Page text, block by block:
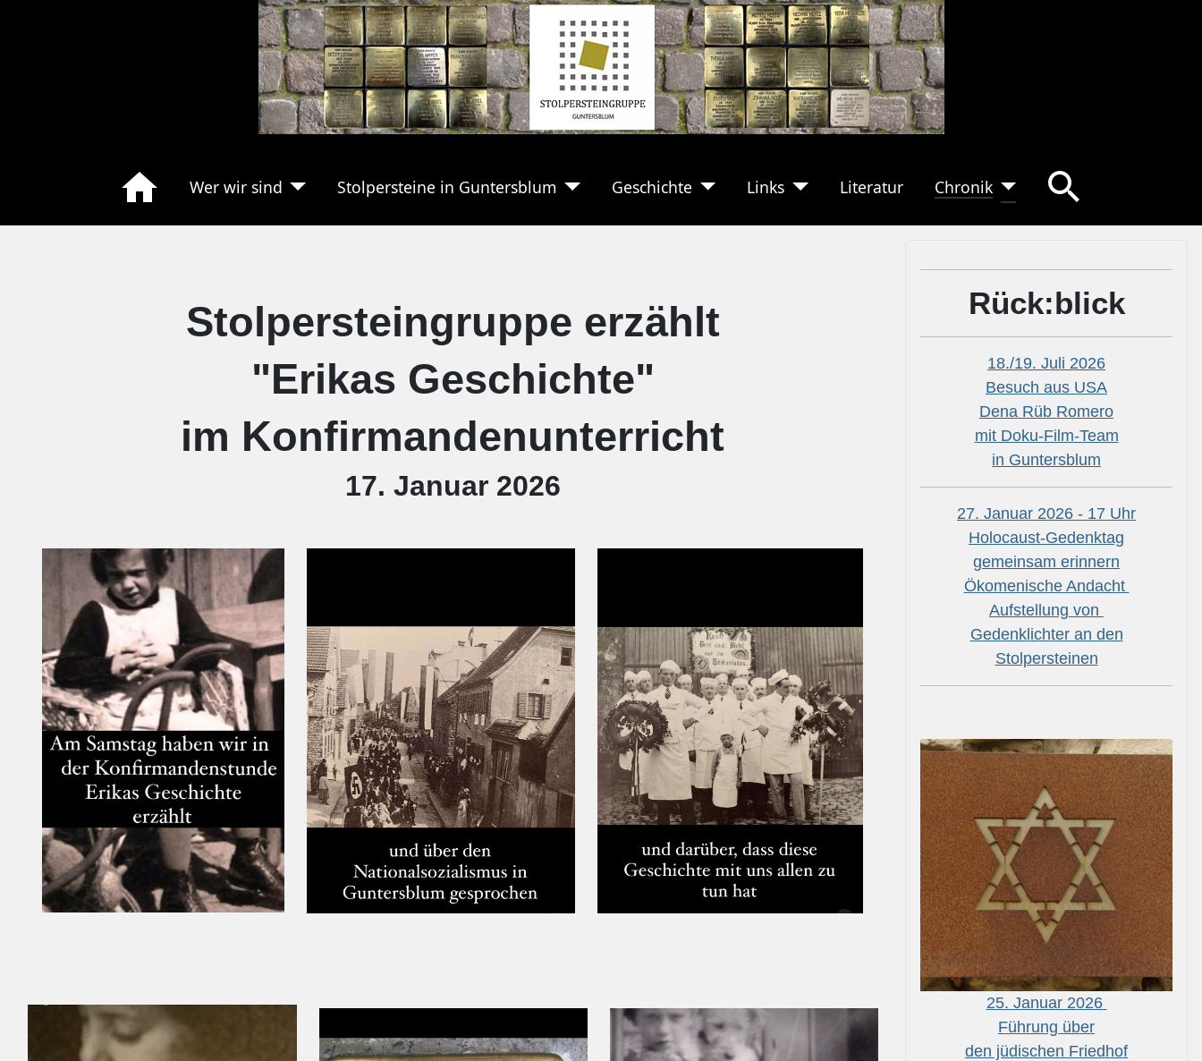
Wer wir sind Stolpersteine in Guntersblum Geschichte Links Literatur Chronik
Stolpersteingruppe erzählt
"Erikas Geschichte"
im Konfirmandenunterricht
17. Januar 2026
Rück:blick
18./19. Juli 2026
Besuch aus USA
Dena Rüb Romero
mit Doku-Film-Team
in Guntersblum
27. Januar 2026 - 17 Uhr
Holocaust-Gedenktag
gemeinsam erinnern
Ökomenische Andacht
Aufstellung von
Gedenklichter an den
Stolpersteinen
25. Januar 2026
Führung über
den jüdischen Friedhof